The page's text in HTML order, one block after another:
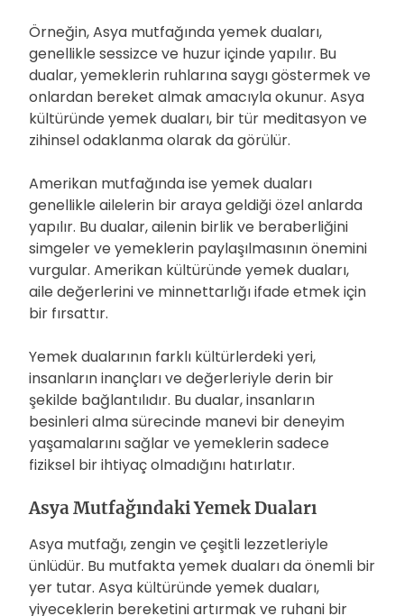
Örneğin, Asya mutfağında yemek duaları,
genellikle sessizce ve huzur içinde yapılır. Bu
dualar, yemeklerin ruhlarına saygı göstermek ve
onlardan bereket almak amacıyla okunur. Asya
kültüründe yemek duaları, bir tür meditasyon ve
zihinsel odaklanma olarak da görülür.
Amerikan mutfağında ise yemek duaları
genellikle ailelerin bir araya geldiği özel anlarda
yapılır. Bu dualar, ailenin birlik ve beraberliğini
simgeler ve yemeklerin paylaşılmasının önemini
vurgular. Amerikan kültüründe yemek duaları,
aile değerlerini ve minnettarlığı ifade etmek için
bir fırsattır.
Yemek dualarının farklı kültürlerdeki yeri,
insanların inançları ve değerleriyle derin bir
şekilde bağlantılıdır. Bu dualar, insanların
besinleri alma sürecinde manevi bir deneyim
yaşamalarını sağlar ve yemeklerin sadece
fiziksel bir ihtiyaç olmadığını hatırlatır.
Asya Mutfağındaki Yemek Duaları
Asya mutfağı, zengin ve çeşitli lezzetleriyle
ünlüdür. Bu mutfakta yemek duaları da önemli bir
yer tutar. Asya kültüründe yemek duaları,
yiyeceklerin bereketini artırmak ve ruhani bir